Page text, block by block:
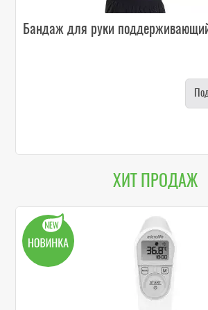
Бандаж для руки
ХИТ ПРОДАЖ